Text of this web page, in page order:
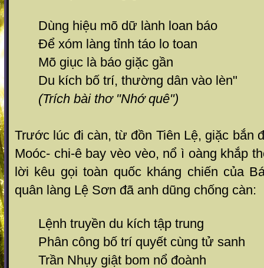
Dùng hiệu mõ dữ lành loan báo
Để xóm làng tỉnh táo lo toan
Mõ giục là báo giặc gần
Du kích bố trí, thường dân vào lèn"
(Trích bài thơ "Nhớ quê")
Trước lúc đi càn, từ đồn Tiên Lệ, giặc bắn
Moóc- chi-ê bay vèo vèo, nổ ì oàng khắp
lời kêu gọi toàn quốc kháng chiến của
quân làng Lệ Sơn đã anh dũng chống càn:
Lệnh truyền du kích tập trung
Phân công bố trí quyết cùng tử sanh
Trần Nhụy giật bom nổ đoành